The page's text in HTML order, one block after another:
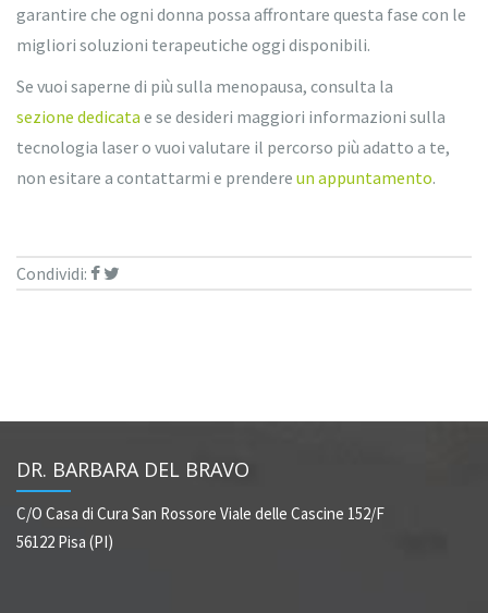
garantire che ogni donna possa affrontare questa fase con le
migliori soluzioni terapeutiche oggi disponibili.
Se vuoi saperne di più sulla menopausa, consulta la
sezione dedicata e se desideri maggiori informazioni sulla
tecnologia laser o vuoi valutare il percorso più adatto a te,
non esitare a contattarmi e prendere un appuntamento.
Condividi:
DR. BARBARA DEL BRAVO
C/O Casa di Cura San Rossore Viale delle Cascine 152/F
56122 Pisa (PI)